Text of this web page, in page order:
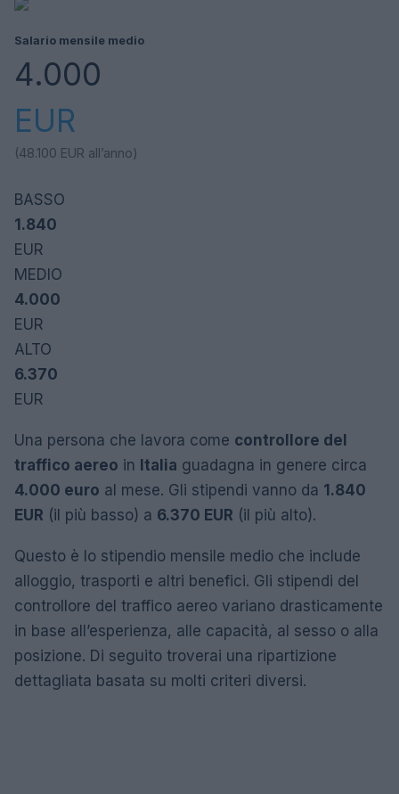
Salario mensile medio
4.000
EUR
(48.100 EUR all’anno)
BASSO
1.840
EUR
MEDIO
4.000
EUR
ALTO
6.370
EUR
Una persona che lavora come controllore del
traffico aereo in Italia guadagna in genere circa
4.000 euro al mese. Gli stipendi vanno da 1.840
EUR (il più basso) a 6.370 EUR (il più alto).
Questo è lo stipendio mensile medio che include
alloggio, trasporti e altri benefici. Gli stipendi del
controllore del traffico aereo variano drasticamente
in base all’esperienza, alle capacità, al sesso o alla
posizione. Di seguito troverai una ripartizione
dettagliata basata su molti criteri diversi.